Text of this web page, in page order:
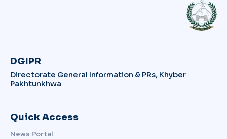
DGIPR
Directorate General Information & PRs, Khyber
Pakhtunkhwa
Quick Access
News Portal